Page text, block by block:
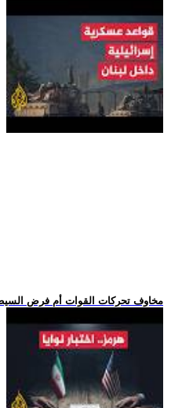
.. مخاوف تحركات القوات أم فرض